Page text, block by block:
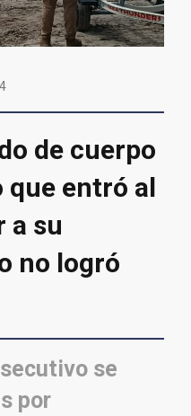
de cuerpo
que entró al
a su
no logró
se
por